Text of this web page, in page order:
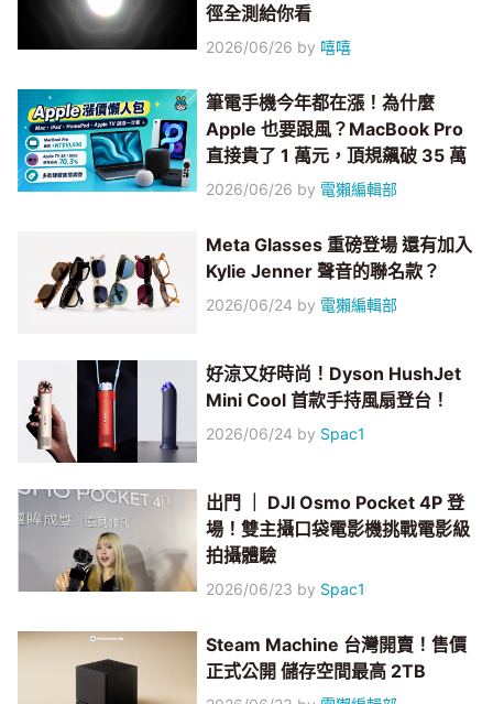
徑全測給你看
2026/06/26 by 嘻嘻
筆電手機今年都在漲！為什麼
Apple 也要跟風？MacBook Pro
直接貴了 1 萬元，頂規飆破 35 萬
2026/06/26 by 電獺編輯部
Meta Glasses 重磅登場 還有加入
Kylie Jenner 聲音的聯名款？
2026/06/24 by 電獺編輯部
好涼又好時尚！Dyson HushJet
Mini Cool 首款手持風扇登台！
2026/06/24 by Spac1
出門 ｜ DJI Osmo Pocket 4P 登
場！雙主攝口袋電影機挑戰電影級
拍攝體驗
2026/06/23 by Spac1
Steam Machine 台灣開賣！售價
正式公開 儲存空間最高 2TB